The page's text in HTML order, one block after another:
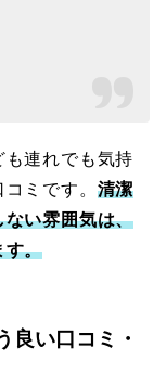
連れでも気持
ミです。 清潔
ない雰囲気は、
す。
良い口コミ・